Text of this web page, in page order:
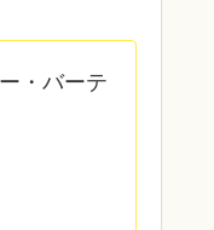
・バーテ